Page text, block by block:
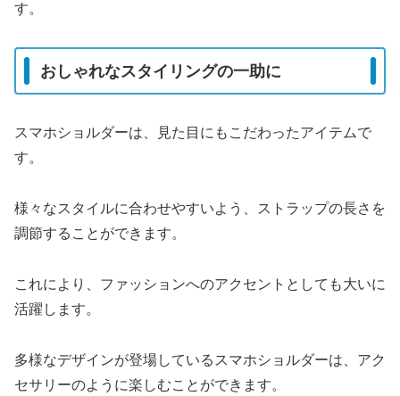
す。
おしゃれなスタイリングの一助に
スマホショルダーは、見た目にもこだわったアイテムで
す。
様々なスタイルに合わせやすいよう、ストラップの長さを
調節することができます。
これにより、ファッションへのアクセントとしても大いに
活躍します。
多様なデザインが登場しているスマホショルダーは、アク
セサリーのように楽しむことができます。